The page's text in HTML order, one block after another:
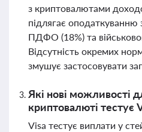
з криптовалютами
підлягає оподаткуванню
ПДФО (18%) та
Відсутність окремих
змушує застосовувати
Які нові можливості
криптовалюті тестує
Visa тестує виплати у